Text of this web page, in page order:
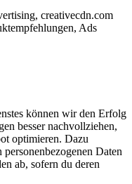
creativecdn.com
Ads
können wir den Erfolg
besser nachvollziehen,
optimieren. Dazu
Daten
ab, sofern du deren